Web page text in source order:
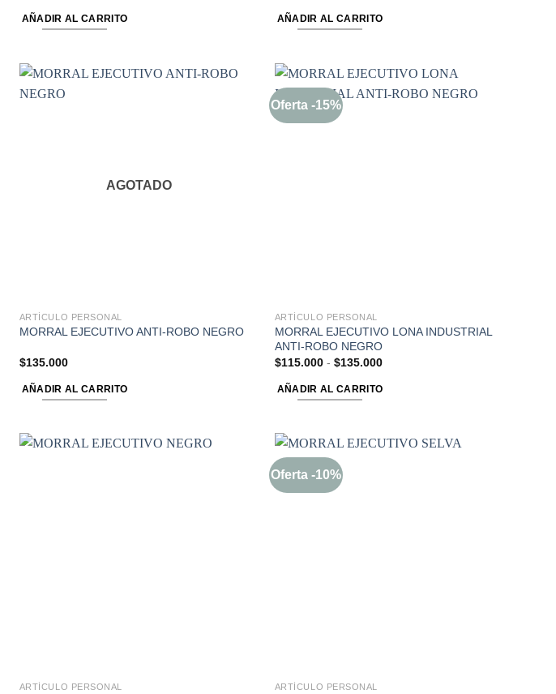
AÑADIR AL CARRITO AÑADIR AL CARRITO
AGOTADO
ARTÍCULO PERSONAL
MORRAL EJECUTIVO ANTI-ROBO NEGRO
$135.000
AÑADIR AL CARRITO
Oferta -15%
ARTÍCULO PERSONAL
MORRAL EJECUTIVO LONA INDUSTRIAL
ANTI-ROBO NEGRO
$115.000 - $135.000
AÑADIR AL CARRITO
ARTÍCULO PERSONAL
Oferta -10%
ARTÍCULO PERSONAL